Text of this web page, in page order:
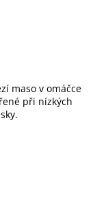
maso v omáčce
při nízkých